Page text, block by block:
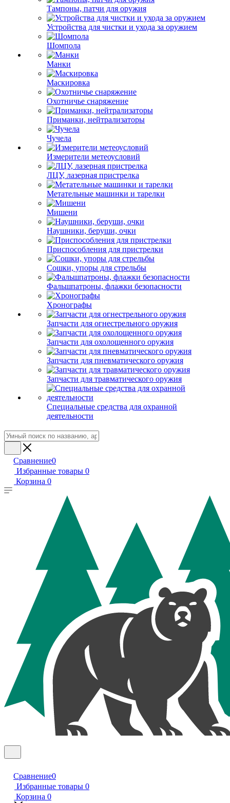
Тампоны, патчи для оружия
Устройства для чистки и ухода за оружием
Шомпола
Манки
Маскировка
Охотничье снаряжение
Приманки, нейтрализаторы
Чучела
Измерители метеоусловий
ЛЦУ, лазерная пристрелка
Метательные машинки и тарелки
Мишени
Наушники, беруши, очки
Приспособления для пристрелки
Сошки, упоры для стрельбы
Фальшпатроны, флажки безопасности
Хронографы
Запчасти для огнестрельного оружия
Запчасти для охолощенного оружия
Запчасти для пневматического оружия
Запчасти для травматического оружия
Специальные средства для охранной
деятельности
Сравнение0
Избранные товары 0
Корзина 0
Сравнение0
Избранные товары 0
Корзина 0